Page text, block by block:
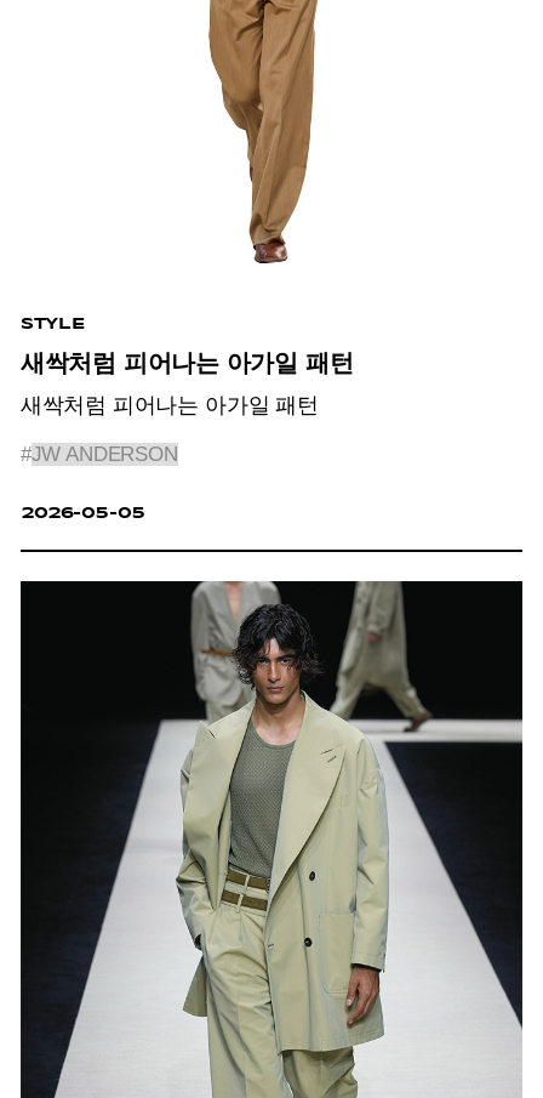
STYLE
새싹처럼 피어나는 아가일 패턴
새싹처럼 피어나는 아가일 패턴
#JW ANDERSON
2026-05-05